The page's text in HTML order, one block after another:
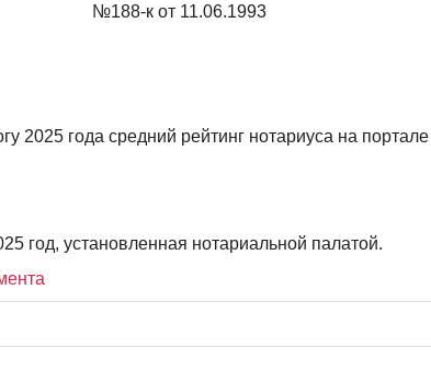
№188-к от 11.06.1993
2025 года средний рейтинг нотариуса на
год, установленная нотариальной палатой.